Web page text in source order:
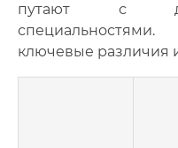
путают с
ключевые различия